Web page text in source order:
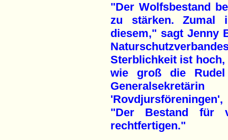
"Der Wolfsbestand
zu stärken. Zumal
diesem," sagt Jenny
Sterblichkeit ist
wie groß die
"Der Bestand für
rechtfertigen."